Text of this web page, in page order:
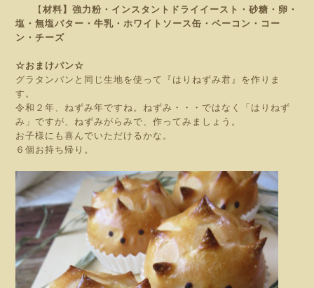
【 材料】強力粉・インスタントドライイースト・砂糖・卵・
塩・無塩バター・牛乳・ホワイトソース缶・ベーコン・コー
ン・チーズ
☆おまけパン☆
グラタンパンと同じ生地を使って『はりねずみ君』を作りま
す。
令和２年、ねずみ年ですね。ねずみ・・・ではなく「はりねず
み」ですが、ねずみがらみで、作ってみましょう。
お子様にも喜んでいただけるかな。
６個お持ち帰り。